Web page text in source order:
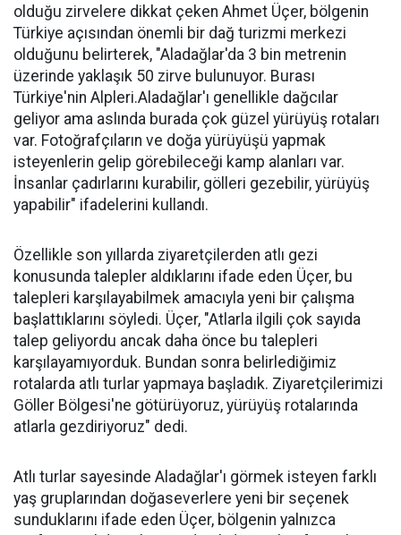
olduğu zirvelere dikkat çeken Ahmet Üçer, bölgenin
Türkiye açısından önemli bir dağ turizmi merkezi
olduğunu belirterek, "Aladağlar'da 3 bin metrenin
üzerinde yaklaşık 50 zirve bulunuyor. Burası
Türkiye'nin Alpleri.Aladağlar'ı genellikle dağcılar
geliyor ama aslında burada çok güzel yürüyüş rotaları
var. Fotoğrafçıların ve doğa yürüyüşü yapmak
isteyenlerin gelip görebileceği kamp alanları var.
İnsanlar çadırlarını kurabilir, gölleri gezebilir, yürüyüş
yapabilir" ifadelerini kullandı.
Özellikle son yıllarda ziyaretçilerden atlı gezi
konusunda talepler aldıklarını ifade eden Üçer, bu
talepleri karşılayabilmek amacıyla yeni bir çalışma
başlattıklarını söyledi. Üçer, "Atlarla ilgili çok sayıda
talep geliyordu ancak daha önce bu talepleri
karşılayamıyorduk. Bundan sonra belirlediğimiz
rotalarda atlı turlar yapmaya başladık. Ziyaretçilerimizi
Göller Bölgesi'ne götürüyoruz, yürüyüş rotalarında
atlarla gezdiriyoruz" dedi.
Atlı turlar sayesinde Aladağlar'ı görmek isteyen farklı
yaş gruplarından doğaseverlere yeni bir seçenek
sunduklarını ifade eden Üçer, bölgenin yalnızca